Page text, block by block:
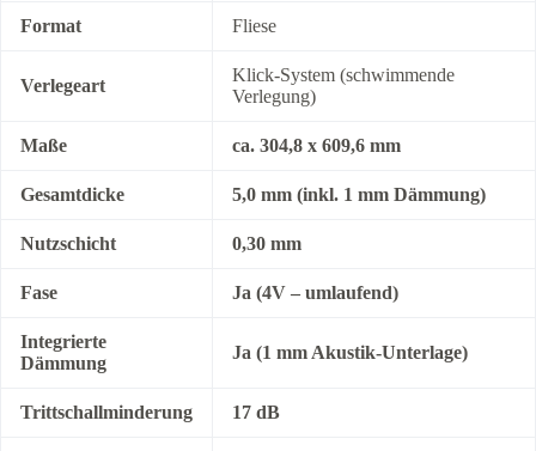
Format Fliese
Verlegeart
Klick-System (schwimmende
Verlegung)
Maße ca. 304,8 x 609,6 mm
Gesamtdicke 5,0 mm (inkl. 1 mm Dämmung)
Nutzschicht 0,30 mm
Fase Ja (4V – umlaufend)
Integrierte
Dämmung
Ja (1 mm Akustik-Unterlage)
Trittschallminderung 17 dB